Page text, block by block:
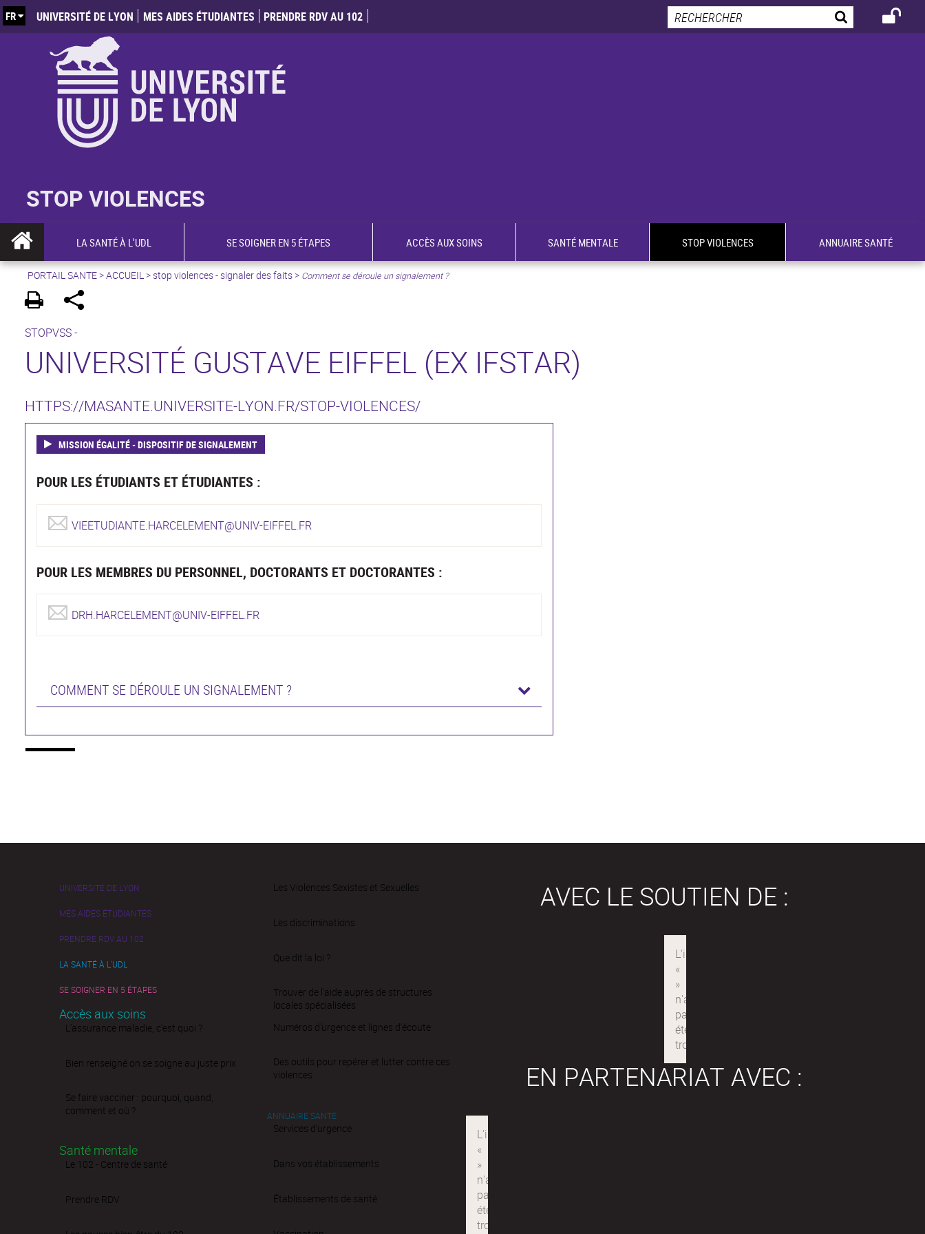
STOP VIOLENCES
UNIVERSITÉ DE LYON MES AIDES ÉTUDIANTES PRENDRE RDV AU 102
FR
LA SANTÉ À L'UDL SE SOIGNER EN 5 ÉTAPES ACCÈS AUX SOINS SANTÉ MENTALE STOP VIOLENCES ANNUAIRE SANTÉ
PORTAIL SANTE>ACCUEIL>stop violences - signaler des faits> Comment se déroule un signalement ?
STOPVSS -
UNIVERSITÉ GUSTAVE EIFFEL (EX IFSTAR)
HTTPS://MASANTE.UNIVERSITE-LYON.FR/STOP-VIOLENCES/
MISSION ÉGALITÉ - DISPOSITIF DE SIGNALEMENT
POUR LES ÉTUDIANTS ET ÉTUDIANTES :
VIEETUDIANTE.HARCELEMENT@UNIV-EIFFEL.FR
POUR LES MEMBRES DU PERSONNEL, DOCTORANTS ET DOCTORANTES :
DRH.HARCELEMENT@UNIV-EIFFEL.FR
COMMENT SE DÉROULE UN SIGNALEMENT ?
UNIVERSITÉ DE LYON
MES AIDES ÉTUDIANTES
PRENDRE RDV AU 102
LA SANTÉ À L'UDL
SE SOIGNER EN 5 ÉTAPES
Accès aux soins
L’assurance maladie, c’est quoi ?
Bien renseigné on se soigne au juste prix
Se faire vacciner : pourquoi, quand,
comment et où ?
Santé mentale
Le 102 - Centre de santé
Prendre RDV
Les Violences Sexistes et Sexuelles
Les discriminations
Que dit la loi ?
Trouver de l'aide auprès de structures
locales spécialisées
Numéros d'urgence et lignes d'écoute
Des outils pour repérer et lutter contre ces
violences
ANNUAIRE SANTÉ
Services d'urgence
Dans vos établissements
Établissements de santé
AVEC LE SOUTIEN DE :
EN PARTENARIAT AVEC :